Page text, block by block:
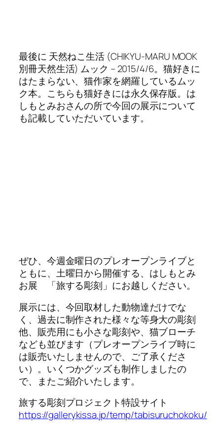
最後に 天然ねこ生活 (CHIKYU-MARU MOOK
別冊天然生活) ムック – 2015/4/6。猫好きに
はたまらない、猫作家を網羅しているムッ
ク本。こちらも猫好きには永久保存版。は
しもとみおさんの所で今回の展示について
も記載していただいています。
ぜひ、今週金曜日のプレオープンライブと
ともに、土曜日から開催する、はしもとみ
お展 「旅する彫刻」にお越しください。
展示には、今回取材した動物達だけでな
く、過去に制作された様々な等身大の彫刻
他、販売用にも小さな彫刻や、猫ブローチ
なども並びます（プレオープンライブ時に
は販売いたしませんので、ご了承くださ
い）。いくつかグッズも制作しましたの
で、またご紹介いたします。
旅する彫刻プロジェクト特設サイト
https://gallerykissa.jp/temp/tabisuruchokoku/